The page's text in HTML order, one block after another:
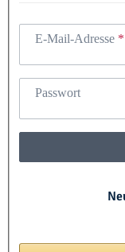
E-Mail-Adresse
Passwort